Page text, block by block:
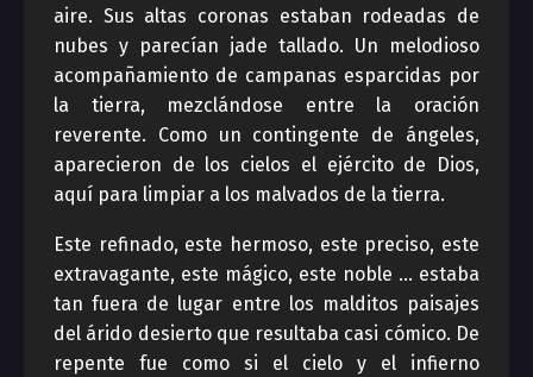
aire. Sus altas coronas estaban rodeadas de
nubes y parecían jade tallado. Un melodioso
acompañamiento de campanas esparcidas por
la tierra, mezclándose entre la oración
reverente. Como un contingente de ángeles,
aparecieron de los cielos el ejército de Dios,
aquí para limpiar a los malvados de la tierra.
Este refinado, este hermoso, este preciso, este
extravagante, este mágico, este noble … estaba
tan fuera de lugar entre los malditos paisajes
del árido desierto que resultaba casi cómico. De
repente fue como si el cielo y el infierno